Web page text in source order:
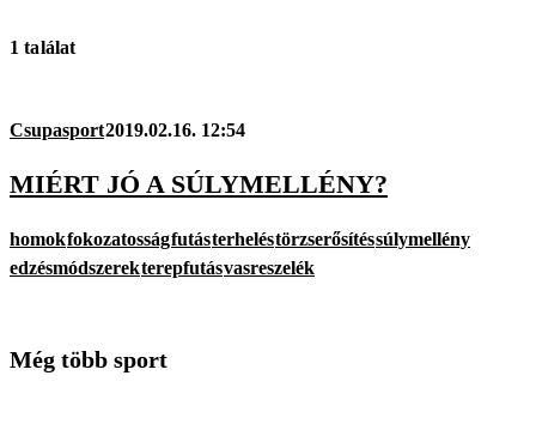
1 találat
Csupasport2019.02.16. 12:54
MIÉRT JÓ A SÚLYMELLÉNY?
homokfokozatosságfutásterheléstörzserősítéssúlymellény
edzésmódszerekterepfutásvasreszelék
Még több sport